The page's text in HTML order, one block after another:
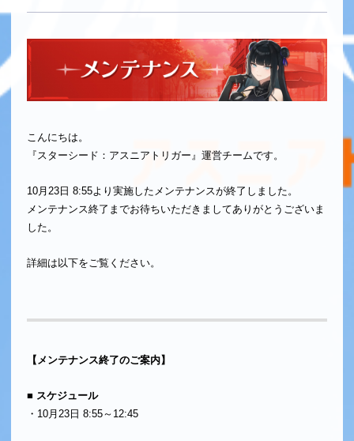
こんにちは。
『スターシード：アスニアトリガー』運営チームです。
10月23日 8:55より実施したメンテナンスが終了しました。
メンテナンス終了までお待ちいただきましてありがとうございま
した。
詳細は以下をご覧ください。
【メンテナンス終了のご案内】
■ スケジュール
・10月23日 8:55～12:45